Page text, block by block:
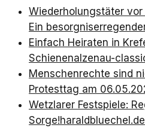
Wiederholungstäter
Ein
Einfach Heiraten in
Schienenalzenau-
Menschenrechte sind
Protesttag am
Wetzlarer Festspiele:
Sorge!haraldbluechel.de